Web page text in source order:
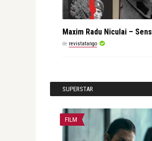
Maxim Radu Niculai – Sens
de revistatango
SUPERSTAR
FILM